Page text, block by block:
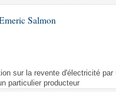
Salmon
sur la revente d'électricité
particulier producteur